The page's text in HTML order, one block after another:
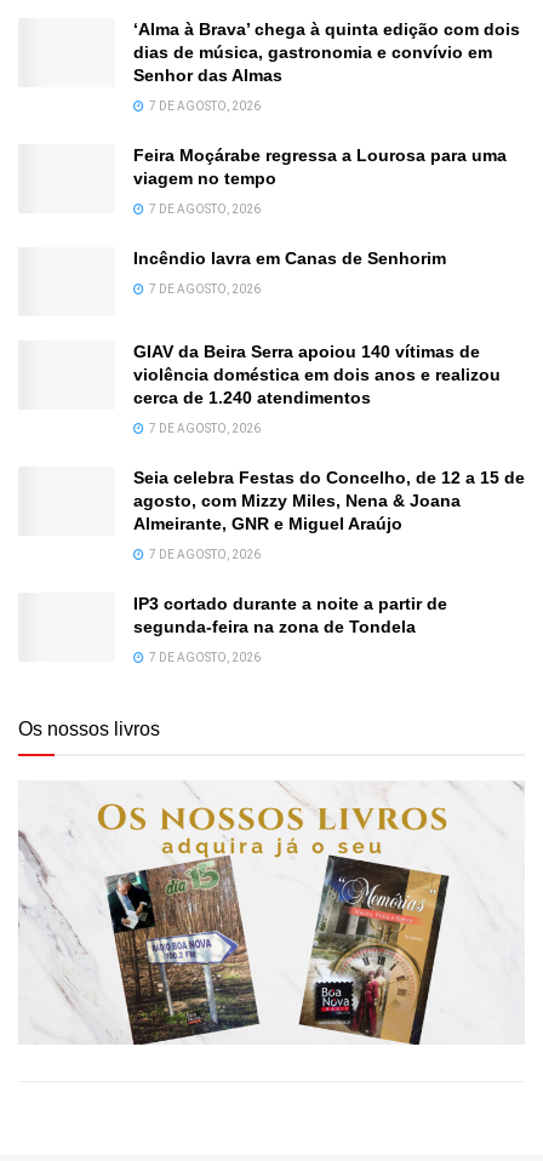
‘Alma à Brava’ chega à quinta edição com dois
dias de música, gastronomia e convívio em
Senhor das Almas
7 DE AGOSTO, 2026
Feira Moçárabe regressa a Lourosa para uma
viagem no tempo
7 DE AGOSTO, 2026
Incêndio lavra em Canas de Senhorim
7 DE AGOSTO, 2026
GIAV da Beira Serra apoiou 140 vítimas de
violência doméstica em dois anos e realizou
cerca de 1.240 atendimentos
7 DE AGOSTO, 2026
Seia celebra Festas do Concelho, de 12 a 15 de
agosto, com Mizzy Miles, Nena & Joana
Almeirante, GNR e Miguel Araújo
7 DE AGOSTO, 2026
IP3 cortado durante a noite a partir de
segunda-feira na zona de Tondela
7 DE AGOSTO, 2026
Os nossos livros